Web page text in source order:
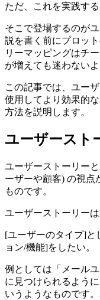
ただ、これを実践す
そこで登場するのが
説を書く前にプロッ
リーマッピングはチ
が増えても迷わない
この記事では、ユー
使用してより効果的
方法を説明します。
ユーザースト
ユーザーストーリー
ーザーや顧客) の視点
ものです。
ユーザーストーリー
[ユーザーのタイプ]と
ョン/機能]をしたい。
例としては「メール
に見つけられるよう
いうようなものです